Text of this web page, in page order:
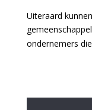
Uiteraard
ondernemers